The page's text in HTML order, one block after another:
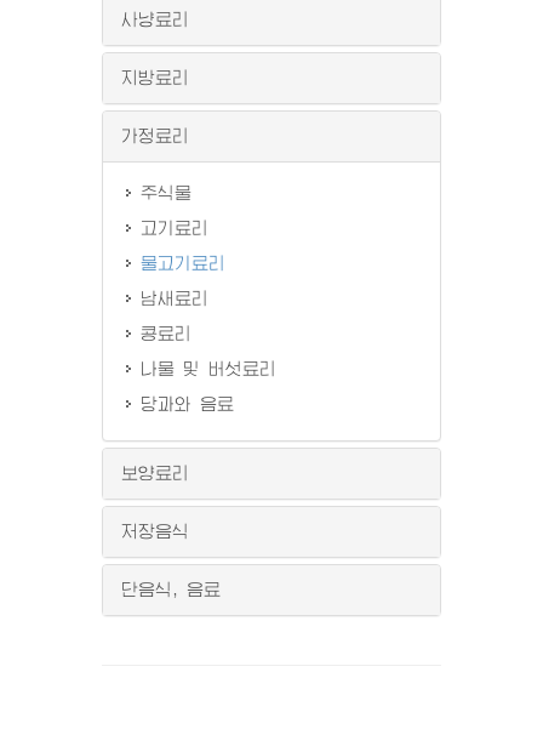
사냥료리
지방료리
가정료리
주식물
고기료리
물고기료리
남새료리
콩료리
나물 및 버섯료리
당과와 음료
보양료리
저장음식
단음식, 음료